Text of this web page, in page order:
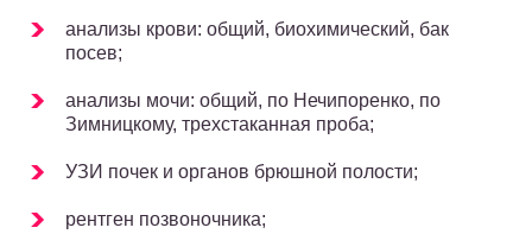
анализы крови: общий, биохимический, бак
посев;
анализы мочи: общий, по Нечипоренко, по
Зимницкому, трехстаканная проба;
УЗИ почек и органов брюшной полости;
рентген позвоночника;